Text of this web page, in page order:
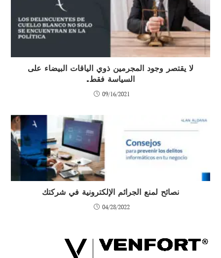
لا يقتصر وجود المجرمين ذوي الياقات البيضاء على
السياسة فقط.
09/16/2021
نصائح لمنع الجرائم الإلكترونية في شركتك
04/28/2022